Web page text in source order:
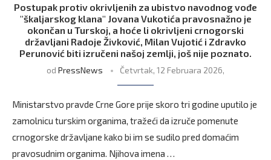
Postupak protiv okrivljenih za ubistvo navodnog vođe
"škaljarskog klana" Jovana Vukotića pravosnažno je
okončan u Turskoj, a hoće li okrivljeni crnogorski
državljani Radoje Živković, Milan Vujotić i Zdravko
Perunović biti izručeni našoj zemlji, još nije poznato.
od PressNews Četvrtak, 12 Februara 2026,
Ministarstvo pravde Crne Gore prije skoro tri godine uputilo je
zamolnicu turskim organima, tražeći da izruče pomenute
crnogorske državljane kako bi im se sudilo pred domaćim
pravosudnim organima. Njihova imena …